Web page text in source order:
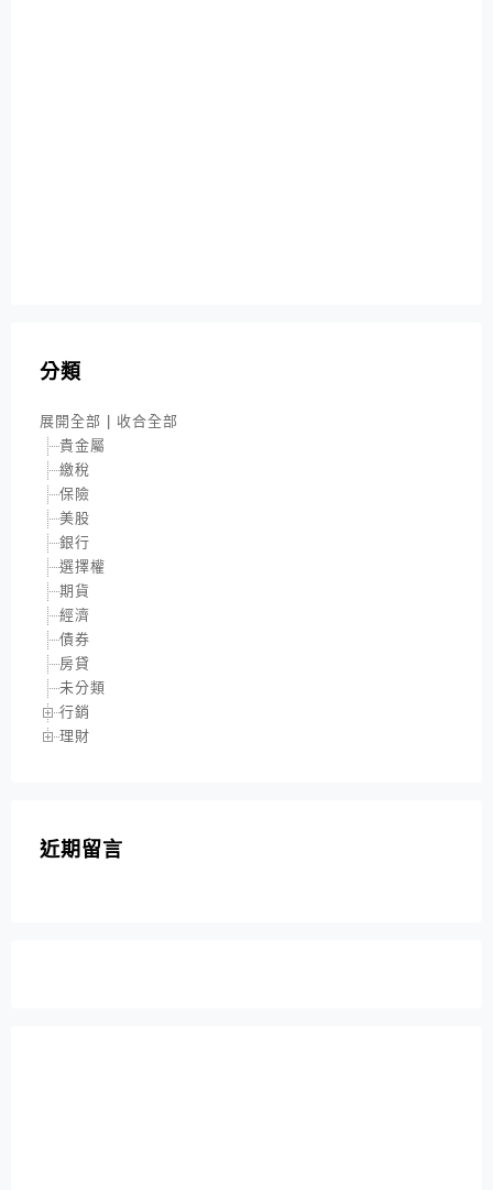
分類
展開全部
收合全部
貴金屬
繳稅
保險
美股
銀行
選擇權
期貨
經濟
債券
房貸
未分類
行銷
理財
近期留言